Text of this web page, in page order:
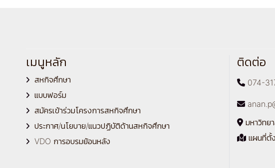
เมนูหลัก
สหกิจศึกษา
แบบฟอร์ม
สมัครเข้าร่วมโครงการสหกิจศึกษา
ประกาศ/นโยบาย/แนวปฏิบัติด้านสหกิจศึกษา
VDO การอบรมย้อนหลัง
ติดต่อ
074-
มหาวิท
แผนที่ตั้ง